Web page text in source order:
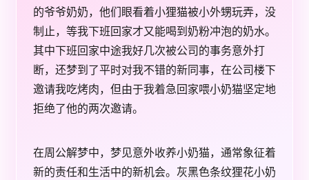
的爷爷奶奶，他们眼看着小狸猫被小外甥玩弄，没
制止，等我下班回家才又能喝到奶粉冲泡的奶水。
其中下班回家中途我好几次被公司的事务意外打
断，还梦到了平时对我不错的新同事，在公司楼下
邀请我吃烤肉，但由于我着急回家喂小奶猫坚定地
拒绝了他的两次邀请。
在周公解梦中，梦见意外收养小奶猫，通常象征着
新的责任和生活中的新机会。灰黑色条纹狸花小奶